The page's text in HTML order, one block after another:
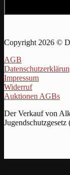
Copyright 2026 ©
AGB
Impressum
Widerruf
Auktionen AGBs
Der Verkauf von